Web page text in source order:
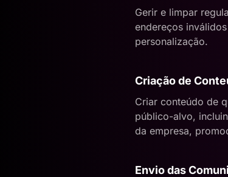
Gerir e limpar
endereços
personalização.
Criação de
Criar conteúdo de
público-alvo,
da empresa,
Envio das